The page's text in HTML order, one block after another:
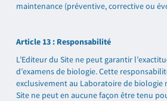
maintenance (préventive, corrective ou
Article 13 : Responsabilité
L’Editeur du Site ne peut garantir
d’examens de biologie. Cette
exclusivement au Laboratoire de biologie
Site ne peut en aucune façon être tenu